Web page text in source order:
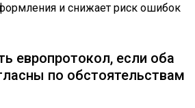
и снижает риск ошибок
европротокол, если оба
по обстоятельствам